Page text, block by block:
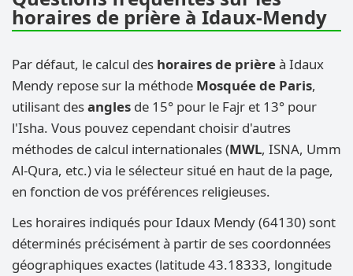
horaires de prière à Idaux-Mendy
Par défaut, le calcul des horaires de prièreà Idaux
Mendy repose sur la méthode Mosquée de Paris,
utilisant desangles de 15° pour le Fajr et 13° pour
l'Isha. Vous pouvez cependant choisir d'autres
méthodes de calcul internationales (MWL, ISNA, Umm
Al-Qura, etc.) via le sélecteur situé en haut de la page,
en fonction de vos préférences religieuses.
Les horaires indiqués pour Idaux Mendy (64130) sont
déterminés précisément à partir de ses coordonnées
géographiques exactes (latitude 43.18333, longitude